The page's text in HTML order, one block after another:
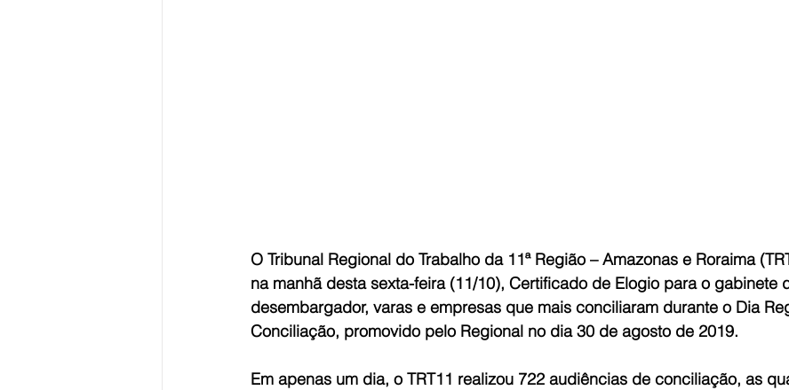
O Tribunal Regional do Trabalho da 11ª Região – Amazonas e Roraima
na manhã desta sexta-feira (11/10), Certificado de Elogio para o gabinete
desembargador, varas e empresas que mais conciliaram durante o Dia
Conciliação, promovido pelo Regional no dia 30 de agosto de 2019.
Em apenas um dia, o TRT11 realizou 722 audiências de conciliação, as